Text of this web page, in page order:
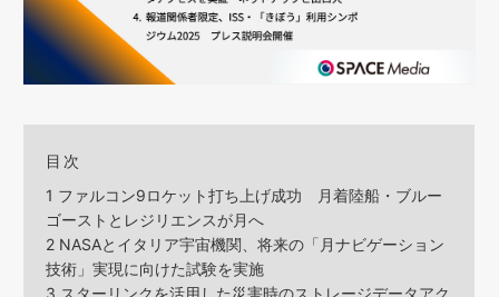
目次
1 ファルコン9ロケット打ち上げ成功 月着陸船・ブルー
ゴーストとレジリエンスが月へ
2 NASAとイタリア宇宙機関、将来の「月ナビゲーション
技術」実現に向けた試験を実施